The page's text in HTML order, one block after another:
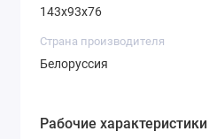
143x93x76
Страна производителя
Белоруссия
Рабочие характеристики